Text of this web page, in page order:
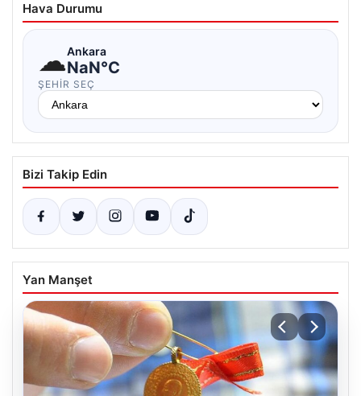
Hava Durumu
☁Ankara
NaN°C
ŞEHIR SEÇ
Bizi Takip Edin
Yan Manşet